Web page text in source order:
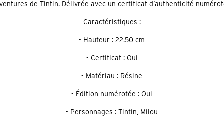
de Tintin. Délivrée avec un certificat d’authenticité
Caractéristiques :
- Hauteur : 22.50 cm
- Certificat : Oui
- Matériau : Résine
- Édition numérotée : Oui
- Personnages : Tintin, Milou